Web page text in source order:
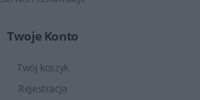
Twoje Konto
Twój koszyk
Rejestracja